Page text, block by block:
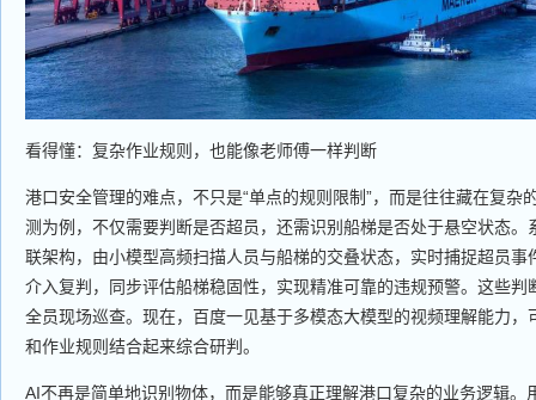
看得懂：复杂作业规则，也能像老师傅一样判断
港口安全管理的难点，不只是“单点的规则限制”，而是往往藏在复杂
测为例，不仅需要判断是否超员，还需识别船梯是否处于悬空状态。
联架构，由小模型高频扫描人员与船梯的交叠状态，实时捕捉超员事
介入复判，同步评估船梯稳固性，实现精准可靠的违规预警。这些判
全员现场巡查。现在，百度一见基于多模态大模型的视频理解能力，
和作业规则结合起来综合研判。
AI不再是简单地识别物体，而是能够真正理解港口复杂的业务逻辑。